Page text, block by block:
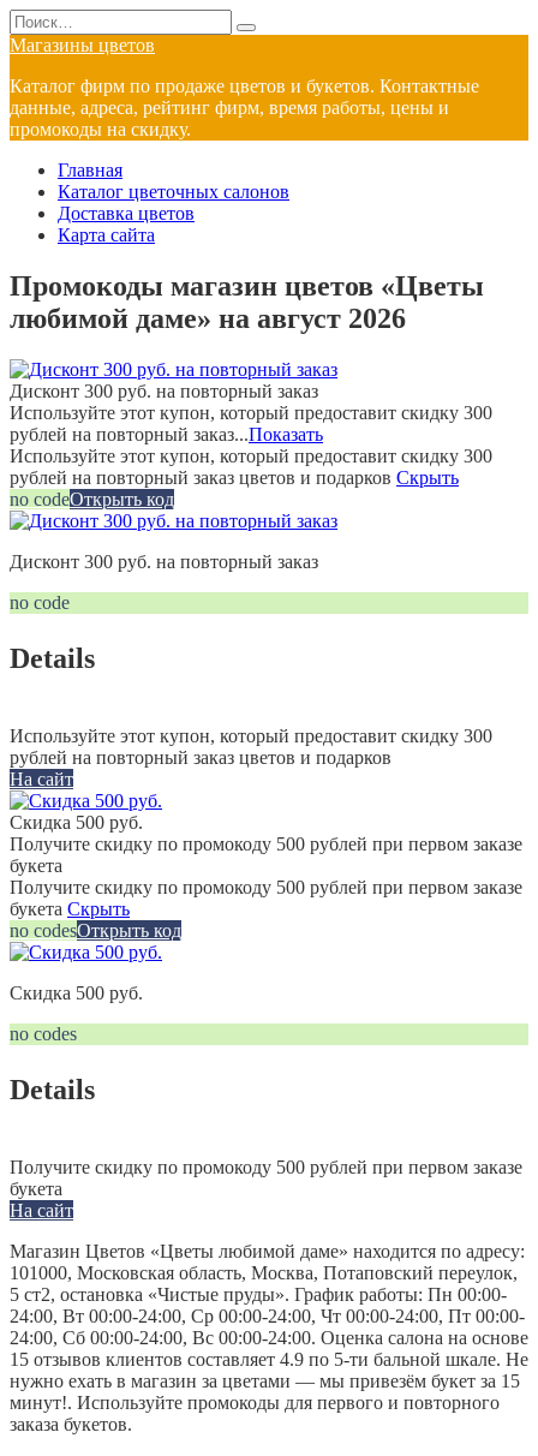
Перейти
к
содержанию
Search
for:
Магазины цветов
Каталог фирм по продаже цветов и букетов. Контактные
данные, адреса, рейтинг фирм, время работы, цены и
промокоды на скидку.
Главная
Каталог цветочных салонов
Доставка цветов
Карта сайта
Промокоды магазин цветов «Цветы
любимой даме» на август 2026
Дисконт 300 руб. на повторный заказ
Используйте этот купон, который предоставит скидку 300
рублей на повторный заказ...Показать
Используйте этот купон, который предоставит скидку 300
рублей на повторный заказ цветов и подарков Скрыть
no codeОткрыть код
Дисконт 300 руб. на повторный заказ
no code
Details
Используйте этот купон, который предоставит скидку 300
рублей на повторный заказ цветов и подарков
На сайт
Скидка 500 руб.
Получите скидку по промокоду 500 рублей при первом заказе
букета
Получите скидку по промокоду 500 рублей при первом заказе
букета Скрыть
no codesОткрыть код
Скидка 500 руб.
no codes
Details
Получите скидку по промокоду 500 рублей при первом заказе
букета
На сайт
Магазин Цветов «Цветы любимой даме» находится по адресу:
101000, Московская область, Москва, Потаповский переулок,
5 ст2, остановка «Чистые пруды». График работы: Пн 00:00-
24:00, Вт 00:00-24:00, Ср 00:00-24:00, Чт 00:00-24:00, Пт 00:00-
24:00, Сб 00:00-24:00, Вс 00:00-24:00. Оценка салона на основе
15 отзывов клиентов составляет 4.9 по 5-ти бальной шкале. Не
нужно ехать в магазин за цветами — мы привезём букет за 15
минут!. Используйте промокоды для первого и повторного
заказа букетов.